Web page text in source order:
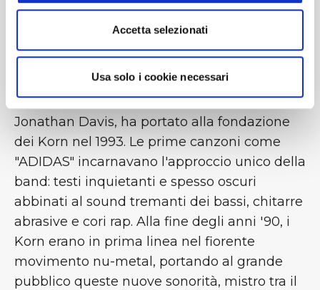
Accetta selezionati
Usa solo i cookie necessari
​​Tour con Limp Bizkit e Ice Cube. Le radici dei
quando molti membri militavano nei LAPD;
dopo lo scioglimento del gruppo, l'incontro
col chitarrista Brian Welch ed il cantante
Jonathan Davis, ha portato alla fondazione
dei Korn nel 1993. Le prime canzoni come
"ADIDAS" incarnavano l'approccio unico della
band: testi inquietanti e spesso oscuri
abbinati al sound tremanti dei bassi, chitarre
abrasive e cori rap. Alla fine degli anni '90, i
Korn erano in prima linea nel fiorente
movimento nu-metal, portando al grande
pubblico queste nuove sonorità, mistro tra il